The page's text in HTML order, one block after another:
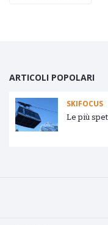
ARTICOLI POPOLARI
SKIFOCUS
Le più